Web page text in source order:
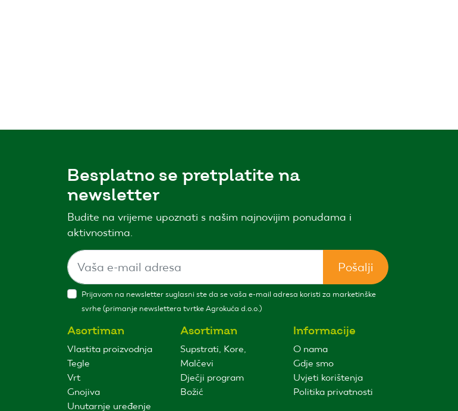
Besplatno se pretplatite na
newsletter
Budite na vrijeme upoznati s našim najnovijim ponudama i
aktivnostima.
Pošalji
Prijavom na newsletter suglasni ste da se vaša e-mail adresa koristi za marketinške
svrhe (primanje newslettera tvrtke Agrokuća d.o.o.)
Asortiman
Vlastita proizvodnja
Tegle
Vrt
Gnojiva
Unutarnje uređenje
Asortiman
Supstrati, Kore,
Malčevi
Dječji program
Božić
Informacije
O nama
Gdje smo
Uvjeti korištenja
Politika privatnosti